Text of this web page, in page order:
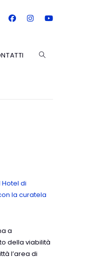
di
la curatela
a
della viabilità
l’area di